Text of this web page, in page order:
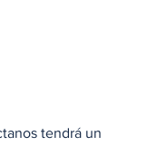
tendrá un